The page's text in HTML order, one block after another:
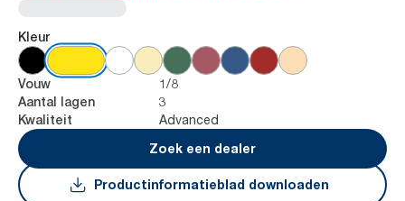
Kleur
Vouw 1/8
Aantal lagen 3
Kwaliteit
Advanced
Zoek een dealer
Productinformatieblad downloaden